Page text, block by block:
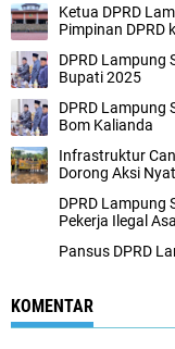
Ketua DPRD
Pimpinan DPRD
DPRD Lampung
Bupati 2025
DPRD Lampung
Bom Kalianda
Infrastruktur
Dorong Aksi
DPRD Lampung
Pekerja Ilegal
Pansus DPRD
KOMENTAR